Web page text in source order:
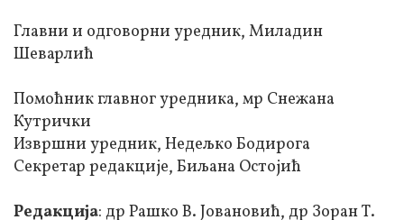
Главни и одговорни уредник, Миладин
Шеварлић
Помоћник главног уредника, мр Снежана
Кутрички
Извршни уредник, Недељко Бодирога
Секретар редакције, Биљана Остојић
Редакција: др Рашко В. Јовановић, др Зоран Т.